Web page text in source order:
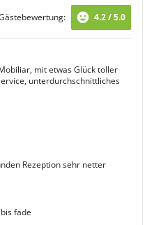
4.2 / 5.0
mit etwas Glück toller
unterdurchschnittliches
Rezeption sehr netter
fade